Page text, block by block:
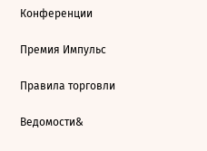
Конференции
Премия Импульс
Правила торговли
Ведомости&